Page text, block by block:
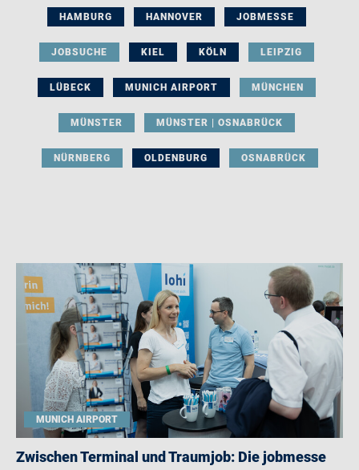
HAMBURG HANNOVER JOBMESSE
JOBSUCHE KIEL KÖLN LEIPZIG
LÜBECK MUNICH AIRPORT MÜNCHEN
MÜNSTER MÜNSTER | OSNABRÜCK
NÜRNBERG OLDENBURG OSNABRÜCK
MUNICH AIRPORT
Zwischen Terminal und Traumjob: Die jobmesse